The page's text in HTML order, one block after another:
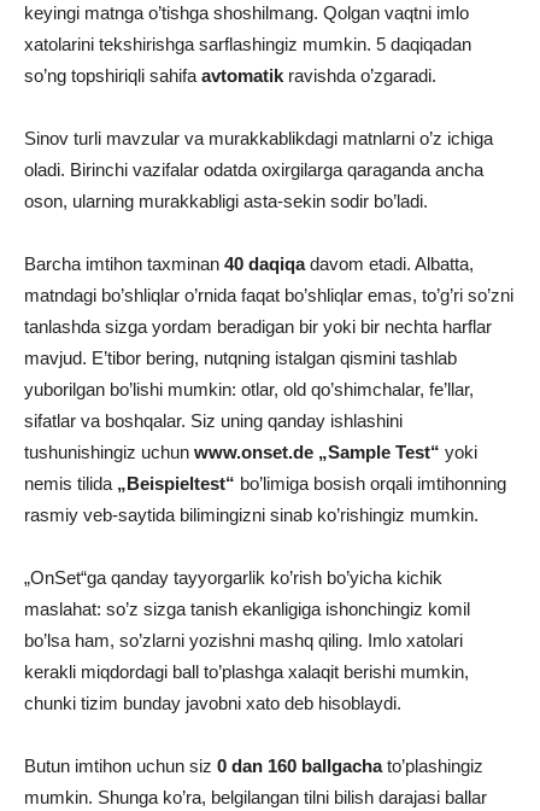
keyingi matnga o’tishga shoshilmang. Qolgan vaqtni imlo
xatolarini tekshirishga sarflashingiz mumkin. 5 daqiqadan
so’ng topshiriqli sahifa avtomatik ravishda o’zgaradi.
Sinov turli mavzular va murakkablikdagi matnlarni o’z ichiga
oladi. Birinchi vazifalar odatda oxirgilarga qaraganda ancha
oson, ularning murakkabligi asta-sekin sodir bo’ladi.
Barcha imtihon taxminan 40 daqiqadavom etadi. Albatta,
matndagi bo’shliqlar o’rnida faqat bo’shliqlar emas, to’g’ri so’zni
tanlashda sizga yordam beradigan bir yoki bir nechta harflar
mavjud. E’tibor bering, nutqning istalgan qismini tashlab
yuborilgan bo’lishi mumkin: otlar, old qo’shimchalar, fe’llar,
sifatlar va boshqalar. Siz uning qanday ishlashini
tushunishingiz uchun www.onset.de „Sample Test“ yoki
nemis tilida „Beispieltest“ bo’limiga bosish orqali imtihonning
rasmiy veb-saytida bilimingizni sinab ko’rishingiz mumkin.
„OnSet“ga qanday tayyorgarlik ko’rish bo’yicha kichik
maslahat: so’z sizga tanish ekanligiga ishonchingiz komil
bo’lsa ham, so’zlarni yozishni mashq qiling. Imlo xatolari
kerakli miqdordagi ball to’plashga xalaqit berishi mumkin,
chunki tizim bunday javobni xato deb hisoblaydi.
Butun imtihon uchun siz 0 dan 160 ballgachato’plashingiz
mumkin. Shunga ko’ra, belgilangan tilni bilish darajasi ballar